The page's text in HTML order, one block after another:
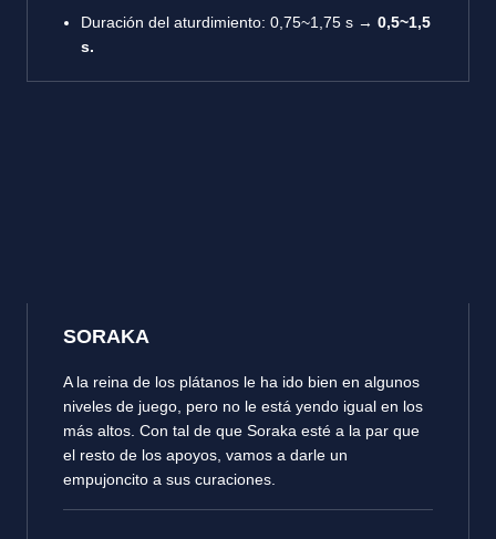
Duración del aturdimiento: 0,75~1,75 s → 0,5~1,5
s.
SORAKA
A la reina de los plátanos le ha ido bien en algunos
niveles de juego, pero no le está yendo igual en los
más altos. Con tal de que Soraka esté a la par que
el resto de los apoyos, vamos a darle un
empujoncito a sus curaciones.